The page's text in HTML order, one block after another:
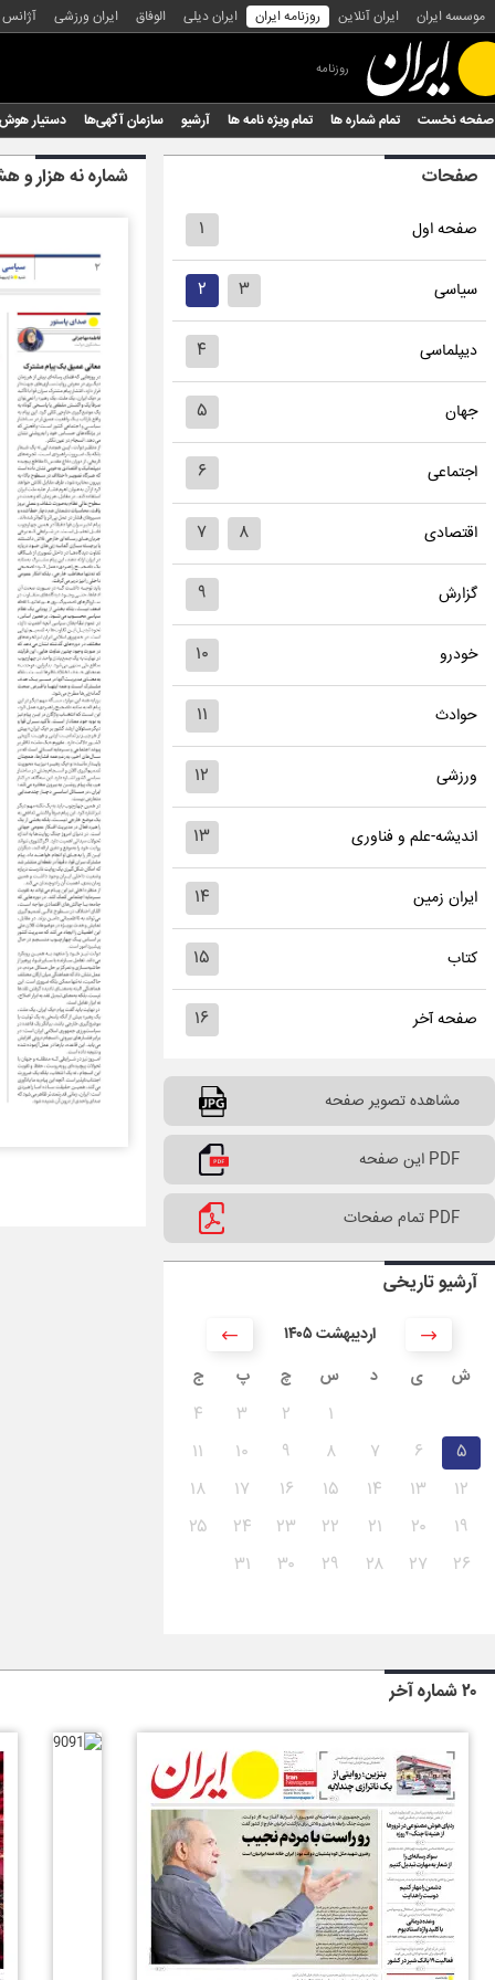
موسسه ایران ایران آنلاین روزنامه ایران ایران دیلی الوفاق ایران ورزشی
روزنامه
صفحه نخست تمام شماره ها تمام ویژه نامه ها آرشیو سازمان آگهی‌ها دستیار
صفحات
صفحه اول ۱
سیاسی ۲ ۳
دیپلماسی ۴
جهان ۵
اجتماعی ۶
اقتصادی ۷ ۸
گزارش ۹
خودرو ۱۰
حوادث ۱۱
ورزشی ۱۲
اندیشه-علم و فناوری ۱۳
ایران زمین ۱۴
کتاب ۱۵
صفحه آخر ۱۶
مشاهده تصویر صفحه
PDF این صفحه
PDF تمام صفحات
آرشیو تاریخی
۱۴۰۵ اردیبهشت
ش
ی د س چ پ ج
۱ ۲ ۳
۴
۵
۶ ۷ ۸ ۹ ۱۰
۱۱
۱۲
۱۳ ۱۴ ۱۵ ۱۶ ۱۷
۱۸
۱۹
۲۰ ۲۱ ۲۲ ۲۳ ۲۴
۲۵
۲۶
۲۷ ۲۸ ۲۹ ۳۰ ۳۱
شماره نه هزار و
۲۰ شماره آخر